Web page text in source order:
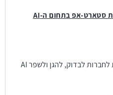
החברה מפתחת מערכת שעוזרת לחברות לבדוק, להגן ולשפר AI